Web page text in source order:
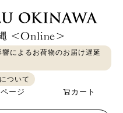
によるお荷物のお届け遅延
ついて
シーサー 染織 食品
ージ カート
ジ
へ